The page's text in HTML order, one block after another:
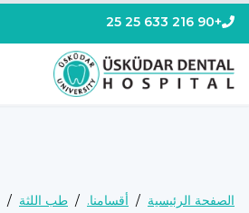
+90 216 633 25 25
الصفحة الرئيسية / أقسامنا. / طب اللثة /